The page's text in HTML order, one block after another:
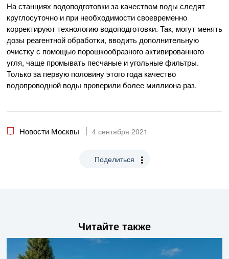
На станциях водоподготовки за качеством воды следят
круглосуточно и при необходимости своевременно
корректируют технологию водоподготовки. Так, могут менять
дозы реагентной обработки, вводить дополнительную
очистку с помощью порошкообразного активированного
угля, чаще промывать песчаные и угольные фильтры.
Только за первую половину этого года качество
водопроводной воды проверили более миллиона раз.
Новости Москвы 4 сентября 2021
Поделиться
Читайте также